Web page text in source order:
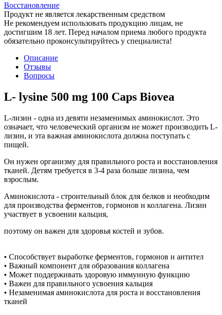
Восстановление
Продукт не является лекарственным средством
Не рекомендуем использовать продукцию лицам, не
достигшим 18 лет. Перед началом приема любого продукта
обязательно проконсультируйтесь у специалиста!
Описание
Отзывы
Вопросы
L- lysine 500 mg 100 Caps Biovea
L-лизин - одна из девяти незаменимых аминокислот. Это
означает, что человеческий организм не может производить L-
лизин, и эта важная аминокислота должна поступать с
пищей.
Он нужен организму для правильного роста и восстановления
тканей. Детям требуется в 3-4 раза больше лизина, чем
взрослым.
Аминокислота - строительный блок для белков и необходим
для производства ферментов, гормонов и коллагена. Лизин
участвует в усвоении кальция,
поэтому он важен для здоровья костей и зубов.
• Способствует выработке ферментов, гормонов и антител
• Важный компонент для образования коллагена
• Может поддерживать здоровую иммунную функцию
• Важен для правильного усвоения кальция
• Незаменимая аминокислота для роста и восстановления
тканей